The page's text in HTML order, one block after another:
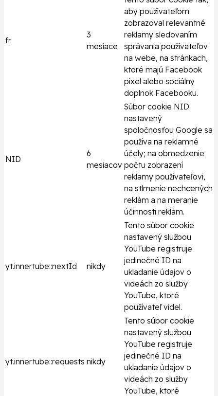
fr
3
mesiace
aby používateľom
zobrazoval relevantné
reklamy sledovaním
správania používateľov
na webe, na stránkach,
ktoré majú Facebook
pixel alebo sociálny
doplnok Facebooku.
NID
6
mesiacov
Súbor cookie NID
nastavený
spoločnosťou Google sa
používa na reklamné
účely; na obmedzenie
počtu zobrazení
reklamy používateľovi,
na stlmenie nechcených
reklám a na meranie
účinnosti reklám.
yt.innertube::nextId nikdy
Tento súbor cookie
nastavený službou
YouTube registruje
jedinečné ID na
ukladanie údajov o
videách zo služby
YouTube, ktoré
používateľ videl.
yt.innertube::requests nikdy
Tento súbor cookie
nastavený službou
YouTube registruje
jedinečné ID na
ukladanie údajov o
videách zo služby
YouTube, ktoré